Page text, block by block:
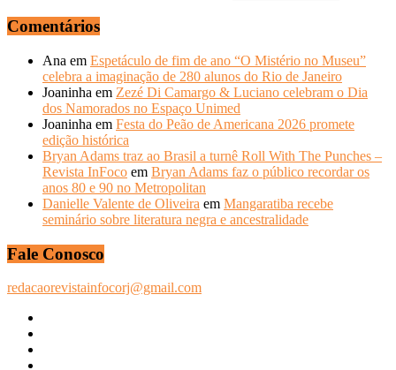
Comentários
Ana em Espetáculo de fim de ano “O Mistério no Museu”
celebra a imaginação de 280 alunos do Rio de Janeiro
Joaninha em Zezé Di Camargo & Luciano celebram o Dia
dos Namorados no Espaço Unimed
Joaninha em Festa do Peão de Americana 2026 promete
edição histórica
Bryan Adams traz ao Brasil a turnê Roll With The Punches –
Revista InFoco em Bryan Adams faz o público recordar os
anos 80 e 90 no Metropolitan
Danielle Valente de Oliveira em Mangaratiba recebe
seminário sobre literatura negra e ancestralidade
Fale Conosco
redacaorevistainfocorj@gmail.com